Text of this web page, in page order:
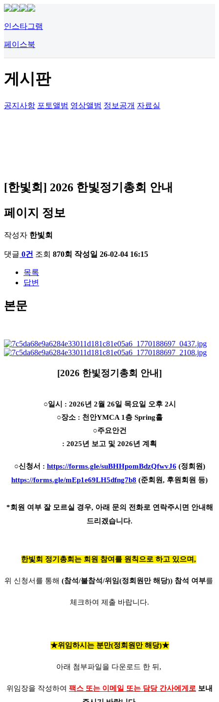
인스타그램
페이스북
게시판
공지사항 포토앨범 영상앨범 정보공개 자료실
[한빛회] 2026 한빛정기총회 안내
페이지 정보
작성자 한빛회
댓글 0건 조회 870회 작성일 26-02-04 16:15
목록
답변
본문
[2026 한빛정기총회 안내]
○일시 : 2026년 2월 26일 목요일 오후 2시
○장소 : 천안YMCA 1층 Spring홀
○주요안건
: 2025년 보고 및 2026년 계획
○신청서 : https://forms.gle/suBHHpomBdzQfwvJ6 (정회원)
https://forms.gle/mEp1e69LH5dfng7b8 (준회원, 후원회원 등)
*회원 여부 잘 모르실 경우, 아래 문의 전화로 연락주시면 안내해
드리겠습니다.
한빛회 정기총회는 회원 참여를 원칙으로 하고 있으며,
위 신청서를 통해 (참석/불참석/위임(정회원만 해당)) 참석 여부를
체크하여 제출 바랍니다.
★위임하시는 분만(정회원만 해당)★
아래 첨부파일을 다운로드 한 뒤,
위임장을 작성하여 팩스 또는 이메일 또는 담당 간사에게로 보내